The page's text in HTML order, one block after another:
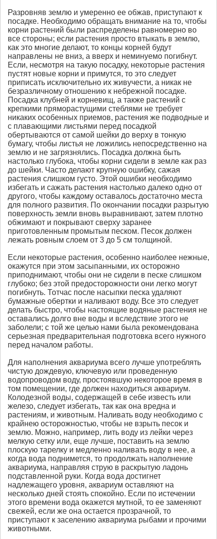
Разровняв землю и умеренно ее обжав, приступают к
посадке. Необходимо обращать внимание на то, чтобы
корни растений были распределены равномерно во
все стороны; если растения просто втыкать в землю,
как это многие делают, то концы корней будут
направлены не вниз, а вверх и неминуемо погибнут.
Если, несмотря на такую посадку, некоторые растения
пустят новые корни и примутся, то это следует
приписать исключительно их живучести, а никак не
безразличному отношению к небрежной посадке.
Посадка клубней и корневищ, а также растений с
крепкими пряморастущими стеблями не требует
никаких особенных приемов, растения же подводные и
с плавающими листьями перед посадкой
обертываются от самой шейки до верху в тонкую
бумагу, чтобы листья не ложились непосредственно на
землю и не загрязнялись. Посадка должна быть
настолько глубока, чтобы корни сидели в земле как раз
до шейки. Часто делают крупную ошибку, сажая
растения слишком густо. Этой ошибки необходимо
избегать и сажать растения настолько далеко одно от
другого, чтобы каждому оставалось достаточно места
для полного развития. По окончании посадки разрытую
поверхность земли вновь выравнивают, затем плотно
обжимают и покрывают сверху заранее
приготовленным промытым песком. Песок должен
лежать ровным слоем от 3 до 5 см толщиной.
Если некоторые растения, особенно наиболее нежные,
окажутся при этом засыпанными, их осторожно
приподнимают, чтобы они не сидели в песке слишком
глубоко; без этой предосторожности они легко могут
погибнуть. Тотчас после насыпки песка удаляют
бумажные обертки и наливают воду. Все это следует
делать быстро, чтобы настоящие водяные растения не
оставались долго вне воды и вследствие этого не
заболели; с той же целью нами была рекомендована
серьезная предварительная подготовка всего нужного
перед началом работы.
Для наполнения аквариума всего лучше употреблять
чистую дождевую, ключевую или проведенную
водопроводом воду, простоявшую некоторое время в
том помещении, где должен находиться аквариум.
Колодезной воды, содержащей в себе известь или
железо, следует избегать, так как она вредна и
растениям, и животным. Наливать воду необходимо с
крайнею осторожностью, чтобы не взрыть песок и
землю. Можно, например, лить воду из лейки через
мелкую сетку или, еще лучше, поставить на землю
плоскую тарелку и медленно наливать воду в нее, а
когда вода поднимется, то продолжать наполнение
аквариума, направляя струю в раскрытую ладонь
подставленной руки. Когда вода достигнет
надлежащего уровня, аквариум оставляют на
несколько дней стоять спокойно. Если по истечении
этого времени вода окажется мутной, то ее заменяют
свежей, если же она остается прозрачной, то
приступают к заселению аквариума рыбами и прочими
животными.